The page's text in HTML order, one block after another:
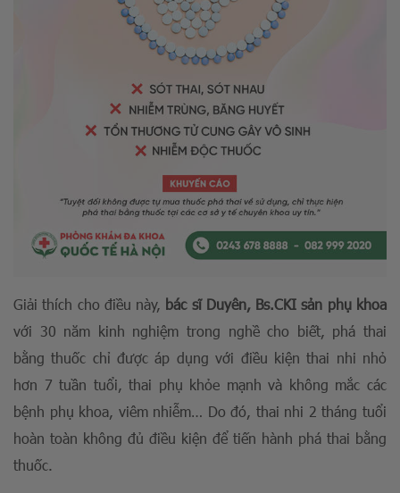
Giải thích cho điều này, bác sĩ Duyên, Bs.CKI sản phụ khoa
với 30 năm kinh nghiệm trong nghề cho biết, phá thai
bằng thuốc chỉ được áp dụng với điều kiện thai nhi nhỏ
hơn 7 tuần tuổi, thai phụ khỏe mạnh và không mắc các
bệnh phụ khoa, viêm nhiễm… Do đó, thai nhi 2 tháng tuổi
hoàn toàn không đủ điều kiện để tiến hành phá thai bằng
thuốc.